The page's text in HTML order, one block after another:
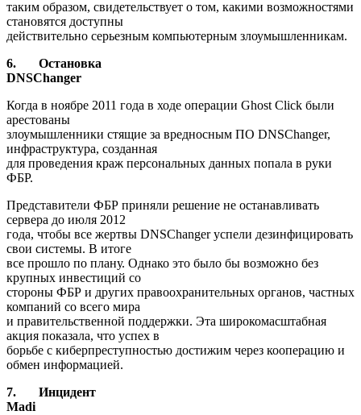
таким образом, свидетельствует о том, какими возможностями
становятся доступны
действительно серьезным компьютерным злоумышленникам.
6.
Остановка
DNSChanger
Когда в ноябре 2011 года в ходе операции Ghost Click были
арестованы
злоумышленники стящие за вредносным ПО DNSChanger,
инфраструктура, созданная
для проведения краж персональных данных попала в руки
ФБР.
Представители ФБР приняли решение не останавливать
сервера до июля 2012
года, чтобы все жертвы DNSChanger успели дезинфицировать
свои системы. В итоге
все прошло по плану. Однако это было бы возможно без
крупных инвестиций со
стороны ФБР и других правоохранительных органов, частных
компаний со всего мира
и правительственной поддержки. Эта широкомасштабная
акция показала, что успех в
борьбе с киберпреступностью достижим через кооперацию и
обмен информацией.
7.
Инцидент
Madi